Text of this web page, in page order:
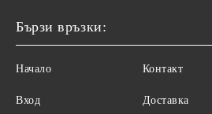
Бързи връзки:
Начало
Вход
Контакт
Доставка